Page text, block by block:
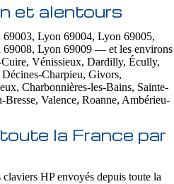
et alentours
Lyon 69004, Lyon 69005,
Lyon 69009 — et les environs
Vénissieux, Dardilly, Écully,
Charpieu, Givors,
Charbonnières-les-Bains, Sainte-
Valence, Roanne, Ambérieu-
la France par
HP envoyés depuis toute la